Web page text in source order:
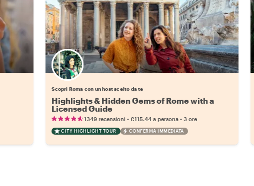
Scegli il tuo local preferito
Scopri Roma con un host scelto da te
Highlights & Hidden Gems of Rome with a
Licensed Guide
1349 recensioni •€115.44 a persona •3 ore
CITY HIGHLIGHT TOUR CONFERMA IMMEDIATA